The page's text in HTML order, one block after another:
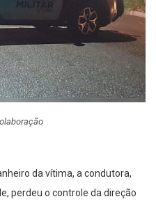
da vítima, a condutora,
perdeu o controle da direção